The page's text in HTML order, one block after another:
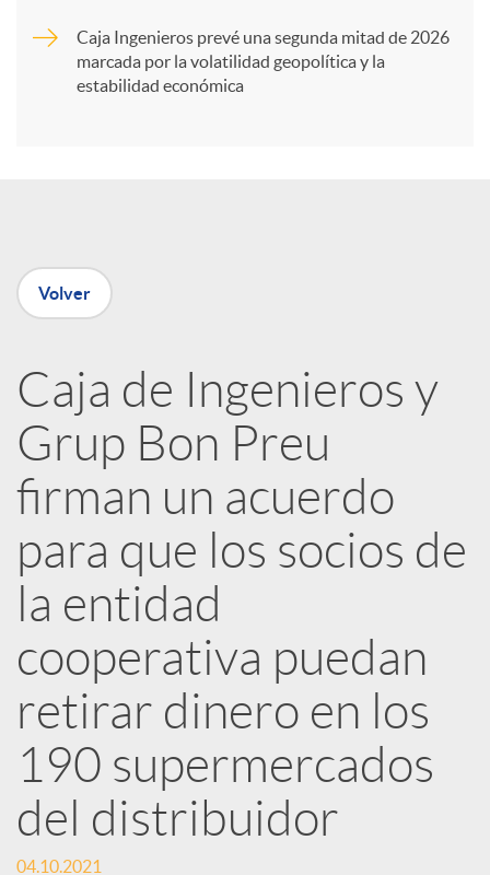
n
e
d
e
s
S
o
c
Caja Ingenieros prevé una segunda mitad de 2026
marcada por la volatilidad geopolítica y la
estabilidad económica
Volver
Caja de Ingenieros y
Grup Bon Preu
firman un acuerdo
para que los socios de
la entidad
cooperativa puedan
retirar dinero en los
190 supermercados
del distribuidor
04.10.2021